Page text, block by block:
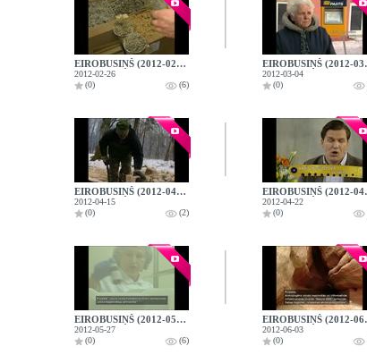
EIROBUSIŅŠ (2012-02-26)
2012-02-26
(0)
(6)
2012-03-04
(0)
EIROBUSIŅŠ (2012-04-15)
2012-04-15
(0)
(2)
2012-04-22
(0)
EIROBUSIŅŠ (2012-05-27)
2012-05-27
(0)
(6)
2012-06-03
(0)